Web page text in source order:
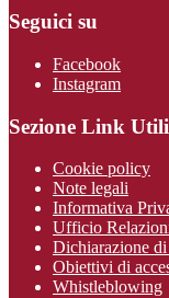
Seguici su
Facebook
Instagram
Sezione Link Utili
Cookie policy
Note legali
Informativa
Ufficio
Dichiarazione
Obiettivi di
Whistleblowing